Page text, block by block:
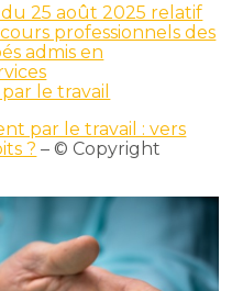
25 août 2025 relatif
professionnels des
admis en
le travail
par le travail : vers
? – © Copyright